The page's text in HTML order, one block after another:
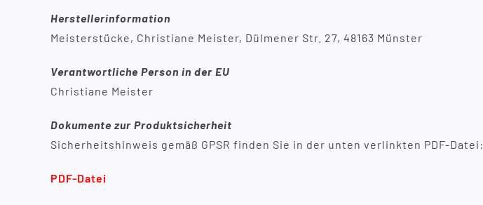
Herstellerinformation
Meisterstücke, Christiane Meister, Dülmener Str. 27, 48163 Münster
Verantwortliche Person in der EU
Christiane Meister
Dokumente zur Produktsicherheit
Sicherheitshinweis gemäß GPSR finden Sie in der unten verlinkten PDF-Datei:
PDF-Datei